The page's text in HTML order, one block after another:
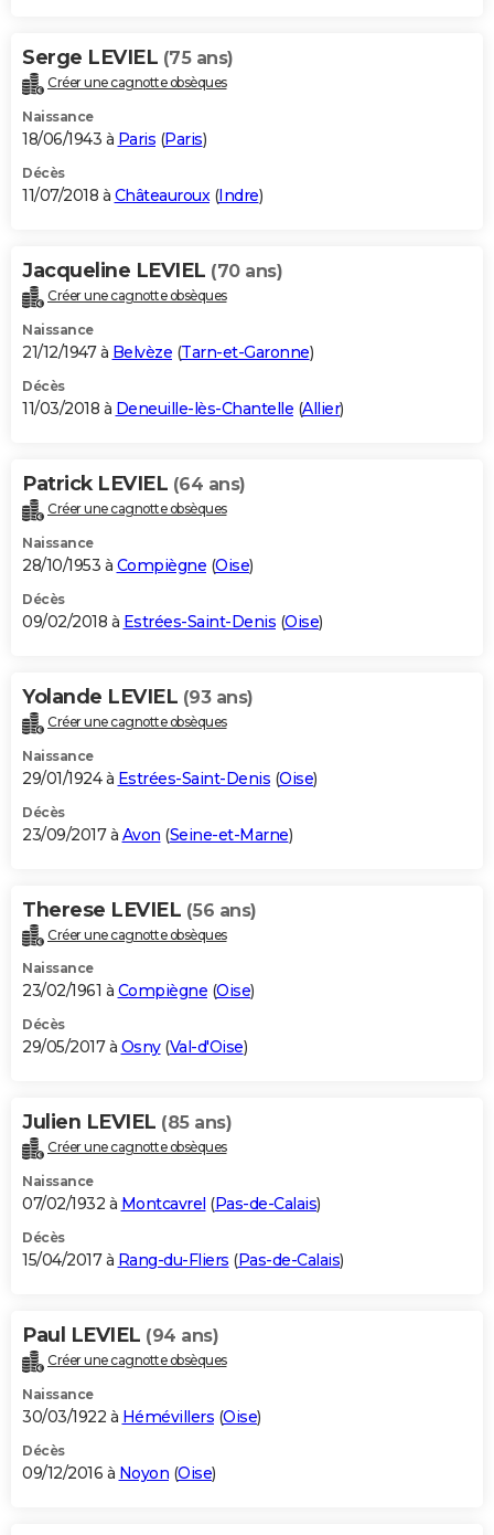
Serge LEVIEL (75 ans)
Créer une cagnotte obsèques
Naissance
18/06/1943 à Paris (Paris)
Décès
11/07/2018 à Châteauroux(Indre)
Jacqueline LEVIEL (70 ans)
Créer une cagnotte obsèques
Naissance
21/12/1947 à Belvèze (Tarn-et-Garonne)
Décès
11/03/2018 à Deneuille-lès-Chantelle (Allier)
Patrick LEVIEL (64 ans)
Créer une cagnotte obsèques
Naissance
28/10/1953 à Compiègne (Oise)
Décès
09/02/2018 à Estrées-Saint-Denis (Oise)
Yolande LEVIEL (93 ans)
Créer une cagnotte obsèques
Naissance
29/01/1924 à Estrées-Saint-Denis (Oise)
Décès
23/09/2017 à Avon (Seine-et-Marne)
Therese LEVIEL (56 ans)
Créer une cagnotte obsèques
Naissance
23/02/1961 à Compiègne (Oise)
Décès
29/05/2017 à Osny(Val-d'Oise)
Julien LEVIEL (85 ans)
Créer une cagnotte obsèques
Naissance
07/02/1932 à Montcavrel (Pas-de-Calais)
Décès
15/04/2017 à Rang-du-Fliers (Pas-de-Calais)
Paul LEVIEL (94 ans)
Créer une cagnotte obsèques
Naissance
30/03/1922 à Hémévillers (Oise)
Décès
09/12/2016 à Noyon (Oise)